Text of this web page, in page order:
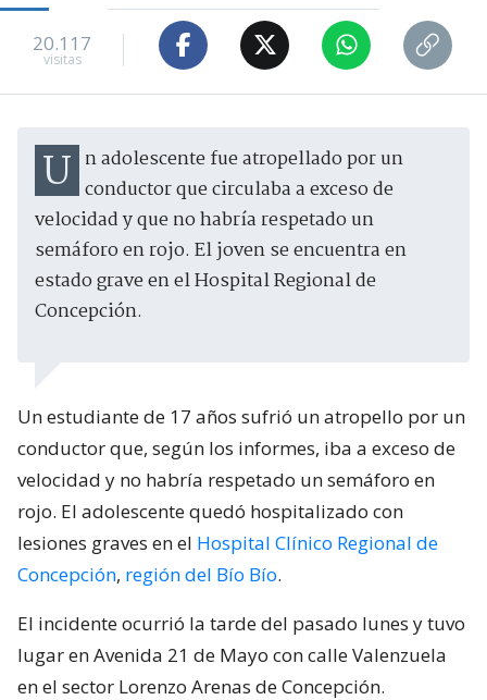
20.117
visitas
Un adolescente fue atropellado por un conductor que circulaba a exceso de
velocidad y que no habría respetado un
semáforo en rojo. El joven se encuentra en
estado grave en el Hospital Regional de
Concepción.
Un estudiante de 17 años sufrió un atropello por un
conductor que, según los informes, iba a exceso de
velocidad y no habría respetado un semáforo en
rojo. El adolescente quedó hospitalizado con
lesiones graves en el Hospital Clínico Regional de
Concepción, región del Bío Bío.
El incidente ocurrió la tarde del pasado lunes y tuvo
lugar en Avenida 21 de Mayo con calle Valenzuela
en el sector Lorenzo Arenas de Concepción.